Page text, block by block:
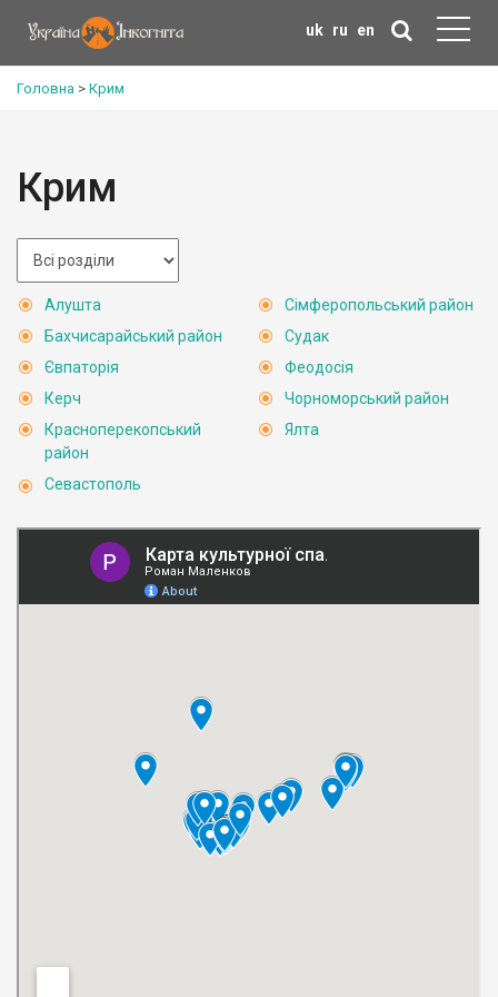
uk ru en
Головна > Крим
Крим
Алушта
Бахчисарайський район
Євпаторія
Керч
Красноперекопський
район
Севастополь
Сімферопольський район
Судак
Феодосія
Чорноморський район
Ялта